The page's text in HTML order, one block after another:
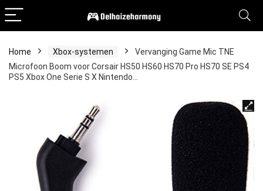
Home Xbox-systemen
Vervanging Game Mic TNE
Microfoon Boom voor Corsair HS50 HS60 HS70 Pro HS70 SE PS4
PS5 Xbox One Serie S X Nintendo…